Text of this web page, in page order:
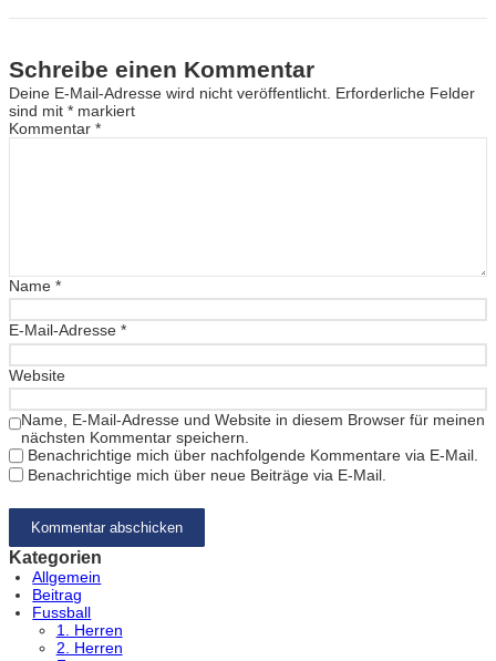
Schreibe einen Kommentar
Deine E-Mail-Adresse wird nicht veröffentlicht. Erforderliche Felder
sind mit * markiert
Kommentar *
Name *
E-Mail-Adresse *
Website
Name, E-Mail-Adresse und Website in diesem Browser für meinen
nächsten Kommentar speichern.
Benachrichtige mich über nachfolgende Kommentare via E-Mail.
Benachrichtige mich über neue Beiträge via E-Mail.
Kategorien
Allgemein
Beitrag
Fussball
1. Herren
2. Herren